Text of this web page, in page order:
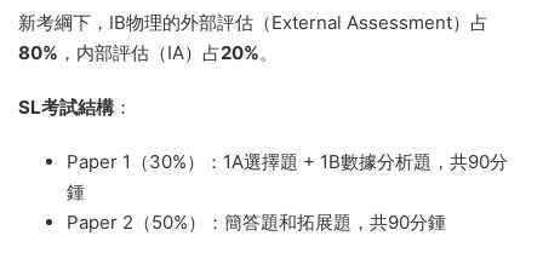
新考綱下，IB物理的外部評估（External Assessment）占
80% ，内部評估（IA）占20%。
SL考試結構 ：
Paper 1（30%）：1A選擇題 + 1B數據分析題，共90分
鍾
Paper 2（50%）：簡答題和拓展題，共90分鍾